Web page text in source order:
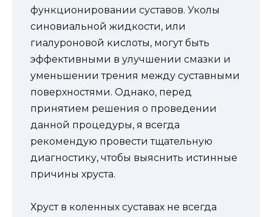
функционировании суставов. Уколы
синовиальной жидкости, или
гиалуроновой кислоты, могут быть
эффективными в улучшении смазки и
уменьшении трения между суставными
поверхностями. Однако, перед
принятием решения о проведении
данной процедуры, я всегда
рекомендую провести тщательную
диагностику, чтобы выяснить истинные
причины хруста.
Хруст в коленных суставах не всегда